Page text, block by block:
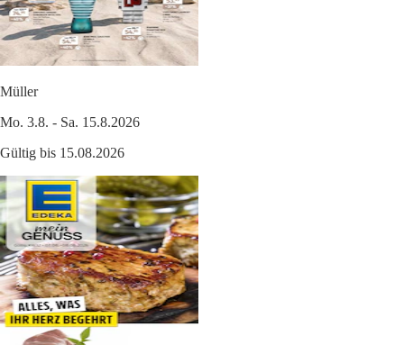
Müller
Mo. 3.8. - Sa. 15.8.2026
Gültig bis 15.08.2026